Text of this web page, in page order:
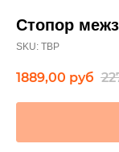
Стопор
SKU: TBP
1889,00 руб